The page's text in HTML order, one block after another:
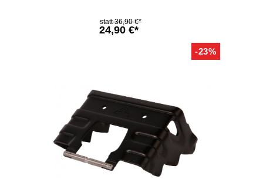
24,90 €*
36,90 €*
-23%